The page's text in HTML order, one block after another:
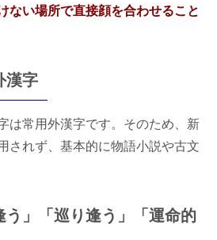
ない場所で直接顔を合わせること
漢字
は常用外漢字です。そのため、新
されず、基本的に物語小説や古文
う」「巡り逢う」「運命的